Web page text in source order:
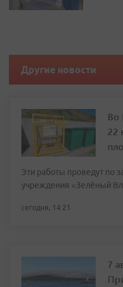
Другие новости
Во
22
Эти работы проведут по
учреждения «Зелёный
сегодня, 14:21
7